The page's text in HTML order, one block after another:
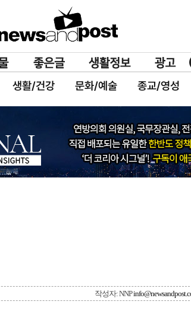
생활/건강 문화/예술 종교/영성
작성자: NNP